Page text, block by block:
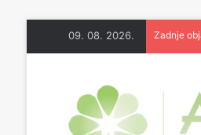
09. 08. 2026. Zadnje